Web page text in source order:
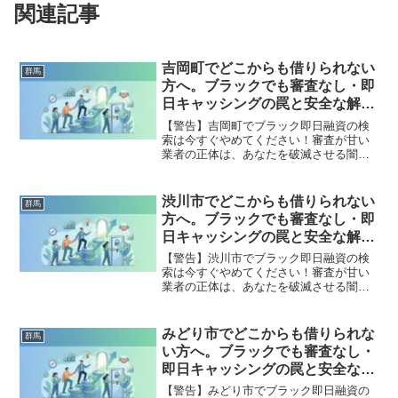
関連記事
群馬
吉岡町でどこからも借りられない
方へ。ブラックでも審査なし・即
日キャッシングの罠と安全な解決
策
【警告】吉岡町でブラック即日融資の検
索は今すぐやめてください！審査が甘い
業者の正体は、あなたを破滅させる闇金
町で違法業者を避け、借金地獄から抜け
出した方々の実体験と確実な解決策を完
全公開。
群馬
渋川市でどこからも借りられない
方へ。ブラックでも審査なし・即
日キャッシングの罠と安全な解決
策
【警告】渋川市でブラック即日融資の検
索は今すぐやめてください！審査が甘い
業者の正体は、あなたを破滅させる闇金
市で違法業者を避け、借金地獄から抜け
出した方々の実体験と確実な解決策を完
全公開。
群馬
みどり市でどこからも借りられな
い方へ。ブラックでも審査なし・
即日キャッシングの罠と安全な解
決策
【警告】みどり市でブラック即日融資の